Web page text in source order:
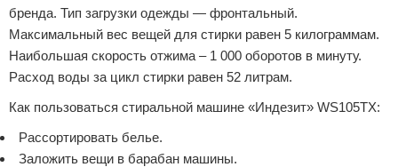
бренда. Тип загрузки одежды — фронтальный.
Максимальный вес вещей для стирки равен 5 килограммам.
Наибольшая скорость отжима – 1 000 оборотов в минуту.
Расход воды за цикл стирки равен 52 литрам.
Как пользоваться стиральной машине «Индезит» WS105TX:
Рассортировать белье.
Заложить вещи в барабан машины.